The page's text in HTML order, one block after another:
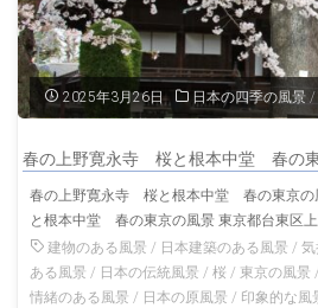
京
の
風
景"
の
東
の
風
景"
2025年3月26日 日本の四季の風景 /
春の上野寛永寺 桜と根本中堂 春の
春の上野寛永寺 桜と根本中堂 春の東京
と根本中堂 春の東京の風景 東京都台東区
建物のある風景 / 日本建築のある風景 /
ある風景 / 日本の伝統風景 /桜 / 東京の風景 /
情緒のある風景 / 日本の原風景 / 印象的な風